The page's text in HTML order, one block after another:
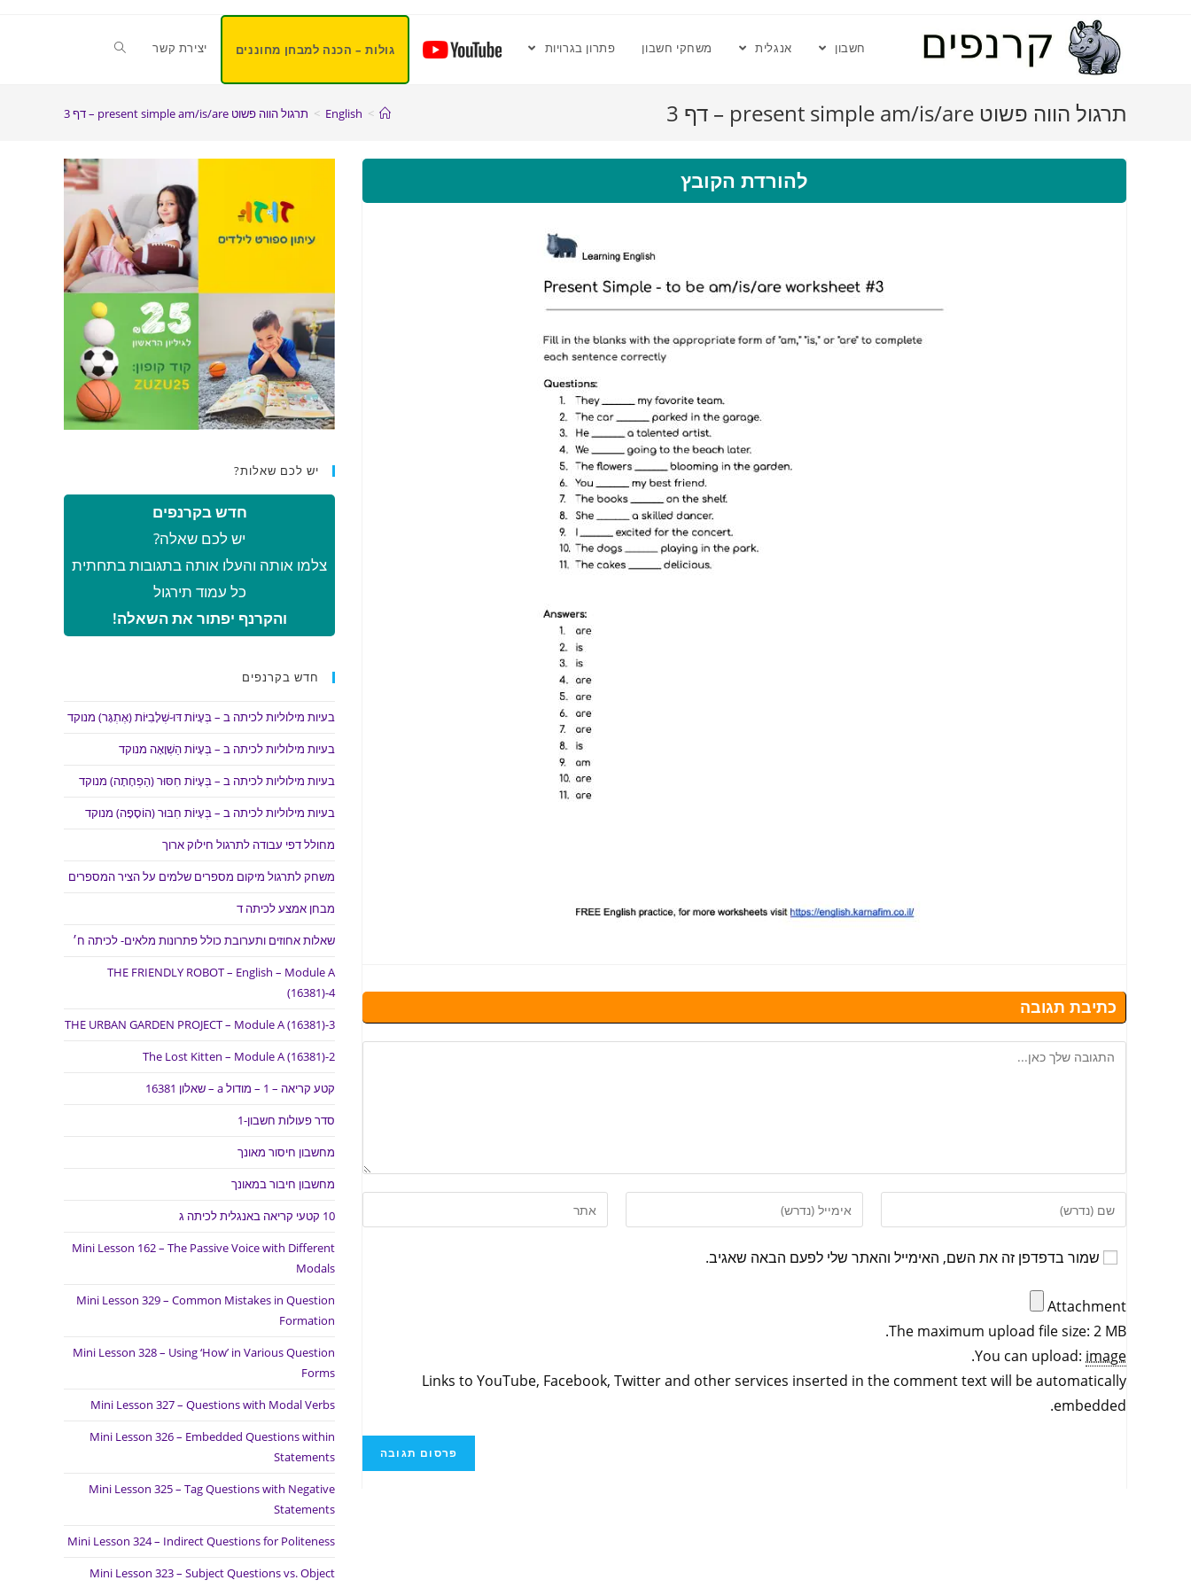
חשבון אנגלית משחקי חשבון פתרון בגרויות גולות – הכנה למבחן מחוננים יצירת קשר
תרגול הווה פשוט present simple am/is/are – דף 3 >
English
> תרגול הווה פשוט present simple am/is/are – דף 3
להורדת הקובץ
כתיבת תגובה
שמור בדפדפן זה את השם, האימייל והאתר שלי לפעם הבאה שאגיב.
Attachment
The maximum upload file size: 2 MB.
You can upload: image
.
Links to YouTube, Facebook, Twitter and other services inserted in the comment text will be automatically
embedded.
יש לכם שאלות?
חדש בקרנפים
יש לכם שאלה?
צלמו אותה והעלו אותה בתגובות בתחתית
כל עמוד תירגול
והקרנף יפתור את השאלה!
חדש בקרנפים
בעיות מילוליות לכיתה ב – בְּעָיוֹת דּוּ-שְׁלָבִיּוֹת (אֶתְגָּר) מנוקד
בעיות מילוליות לכיתה ב – בְּעָיוֹת הַשְׁוָאָה מנוקד
בעיות מילוליות לכיתה ב – בְּעָיוֹת חִסּוּר (הַפְחָתָה) מנוקד
בעיות מילוליות לכיתה ב – בְּעָיוֹת חִבּוּר (הוֹסָפָה) מנוקד
מחולל דפי עבודה לתרגול חילוק ארוך
משחק לתרגול מיקום מספרים שלמים על הציר המספרים
מבחן אמצע לכיתה ד
שאלות אחוזים ותערובת כולל פתרונות מלאים- לכיתה ח׳
THE FRIENDLY ROBOT – English – Module A
(16381)-4
THE URBAN GARDEN PROJECT – Module A (16381)-3
The Lost Kitten – Module A (16381)-2
קטע קריאה – 1 – מודול a – שאלון 16381
סדר פעולות חשבון-1
מחשבון חיסור מאונך
מחשבון חיבור במאונך
10 קטעי קריאה באנגלית לכיתה ג
Mini Lesson 162 – The Passive Voice with Different
Modals
Mini Lesson 329 – Common Mistakes in Question
Formation
Mini Lesson 328 – Using ‘How’ in Various Question
Forms
Mini Lesson 327 – Questions with Modal Verbs
Mini Lesson 326 – Embedded Questions within
Statements
Mini Lesson 325 – Tag Questions with Negative
Statements
Mini Lesson 324 – Indirect Questions for Politeness
Mini Lesson 323 – Subject Questions vs. Object